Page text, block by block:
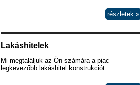
részletek »
Lakáshitelek
Mi megtaláljuk az Ön számára a piac
legkevezőbb lakáshitel konstrukciót.